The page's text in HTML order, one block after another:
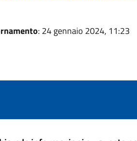
: 24 gennaio 2024, 11:23